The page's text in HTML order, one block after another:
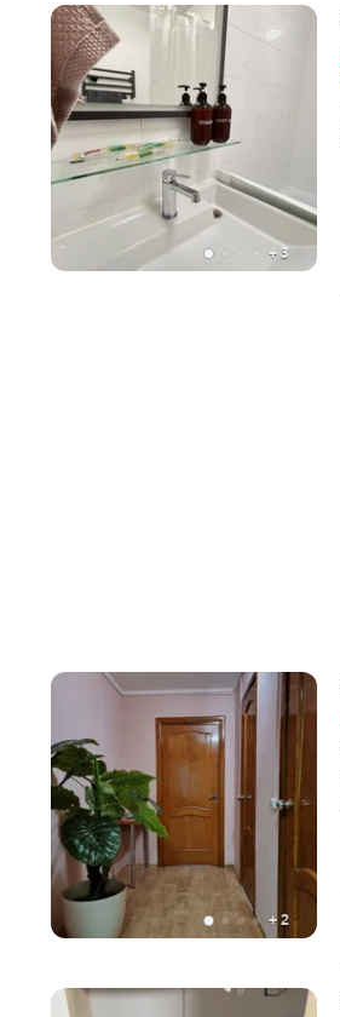
+ 3
+ 2